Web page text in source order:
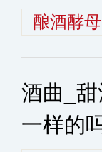
酿酒酵母
酒曲_
一样的